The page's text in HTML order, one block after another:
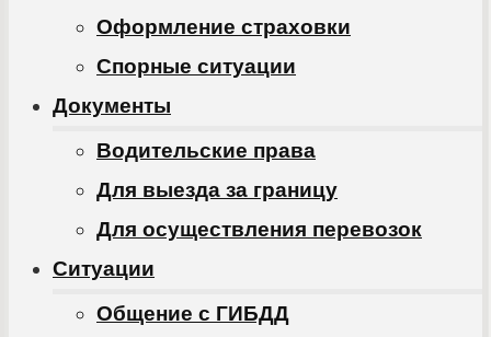
Оформление страховки
Спорные ситуации
Документы
Водительские права
Для выезда за границу
Для осуществления перевозок
Ситуации
Общение с ГИБДД